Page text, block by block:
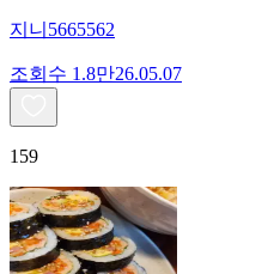
지니5665562
조회수 1.8만26.05.07
159